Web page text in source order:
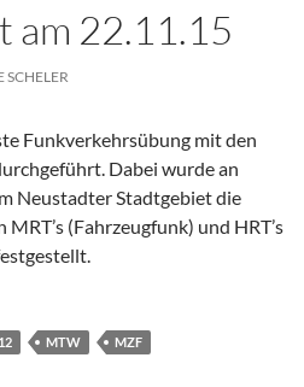
am 22.11.15
SCHELER
Funkverkehrsübung mit den
Dabei wurde an
Neustadter Stadtgebiet die
(Fahrzeugfunk) und HRT’s
MTW MZF